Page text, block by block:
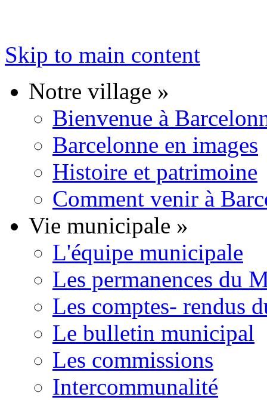
Skip to main content
Notre village »
Bienvenue à
Barcelonne en images
Histoire et patrimoine
Comment venir à
Vie municipale »
L'équipe municipale
Les permanences du
Les comptes- rendus
Le bulletin municipal
Les commissions
Intercommunalité